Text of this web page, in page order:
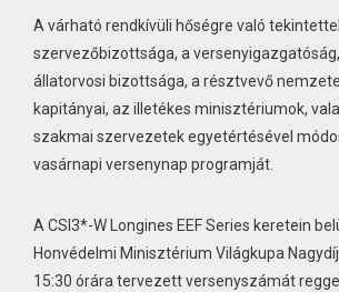
A várható rendkívüli hőségre való
szervezőbizottsága, a
állatorvosi bizottsága, a résztvevő
kapitányai, az illetékes minisztériumok,
szakmai szervezetek egyetértésével
vasárnapi versenynap programját.
A CSI3*-W Longines EEF Series keretein
Honvédelmi Minisztérium Világkupa
15:30 órára tervezett versenyszámát